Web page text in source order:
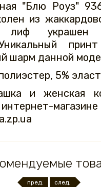
"Блю Роуз"
из
лиф украшен
шарм данной
5%
и женская
пред. след.